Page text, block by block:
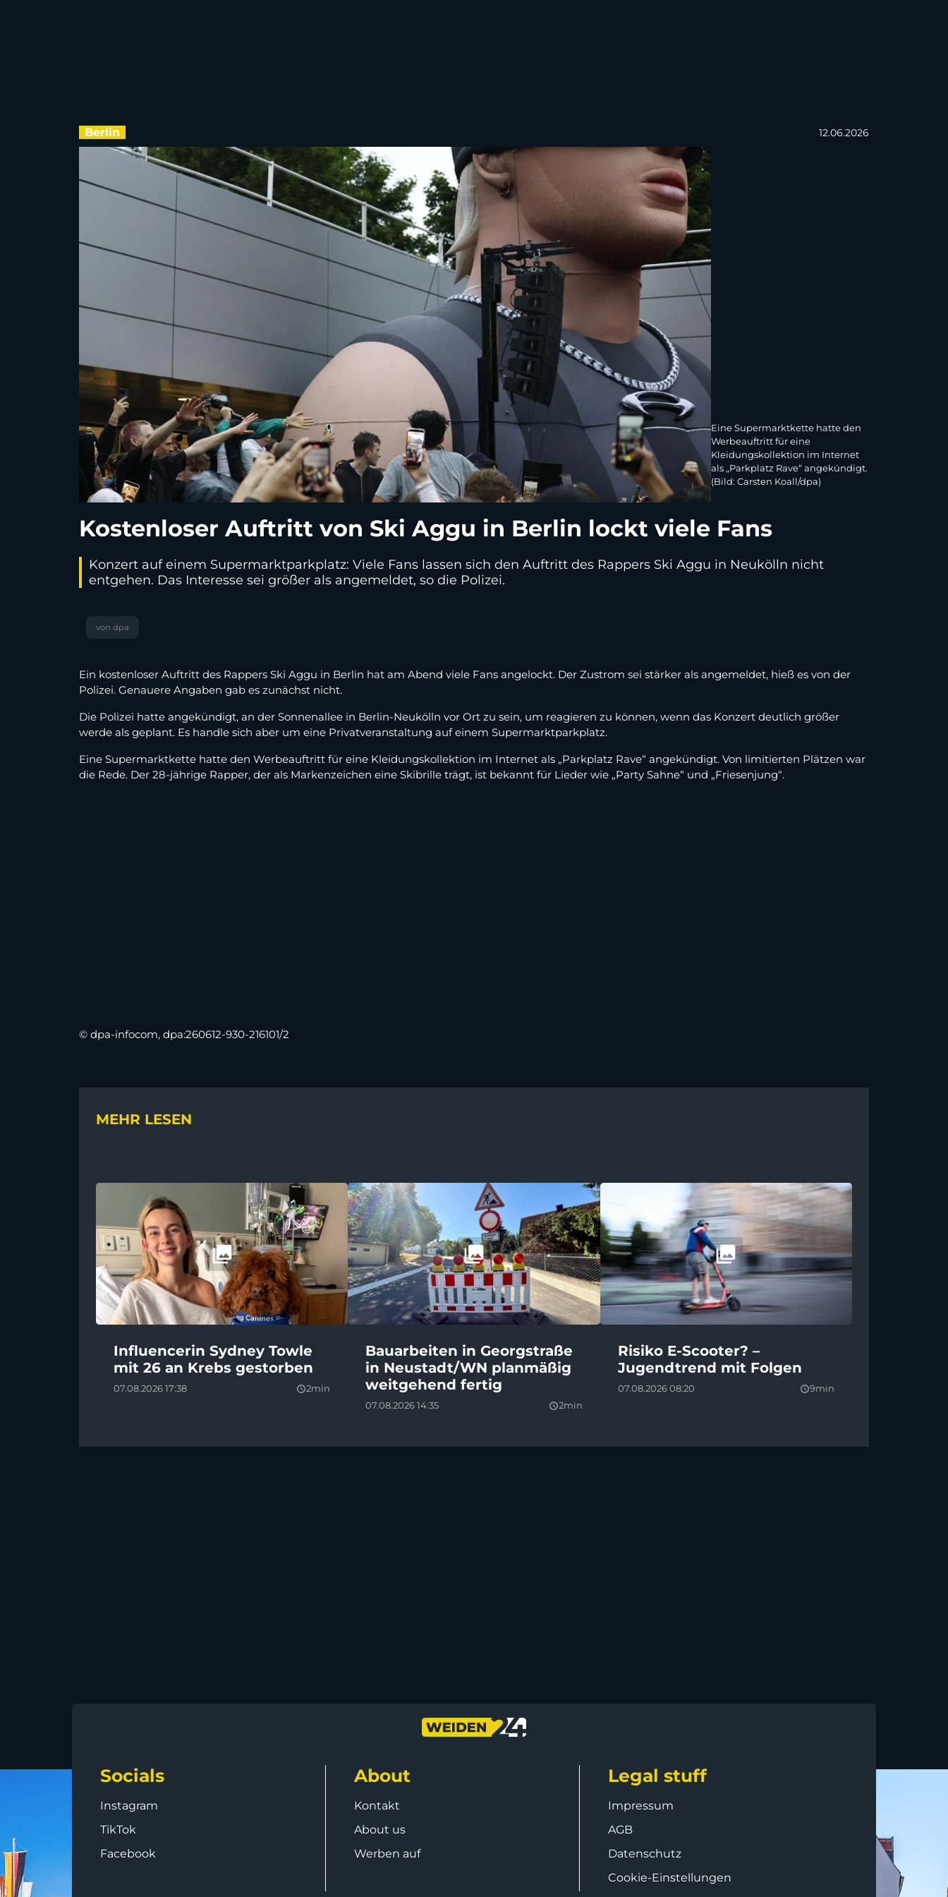
Berlin 12.06.2026
Eine Supermarktkette hatte den
Werbeauftritt für eine
Kleidungskollektion im Internet
als „Parkplatz Rave“ angekündigt.
(Bild: Carsten Koall/dpa)
Kostenloser Auftritt von Ski Aggu in Berlin lockt viele Fans
Konzert auf einem Supermarktparkplatz: Viele Fans lassen sich den Auftritt des Rappers Ski Aggu in Neukölln nicht
entgehen. Das Interesse sei größer als angemeldet, so die Polizei.
von dpa
Ein kostenloser Auftritt des Rappers Ski Aggu in Berlin hat am Abend viele Fans angelockt. Der Zustrom sei stärker als angemeldet, hieß es von der
Polizei. Genauere Angaben gab es zunächst nicht.
Die Polizei hatte angekündigt, an der Sonnenallee in Berlin-Neukölln vor Ort zu sein, um reagieren zu können, wenn das Konzert deutlich größer
werde als geplant. Es handle sich aber um eine Privatveranstaltung auf einem Supermarktparkplatz.
Eine Supermarktkette hatte den Werbeauftritt für eine Kleidungskollektion im Internet als „Parkplatz Rave“ angekündigt. Von limitierten Plätzen war
die Rede. Der 28-jährige Rapper, der als Markenzeichen eine Skibrille trägt, ist bekannt für Lieder wie „Party Sahne“ und „Friesenjung“.
© dpa-infocom, dpa:260612-930-216101/2
MEHR LESEN
Influencerin Sydney Towle
mit 26 an Krebs gestorben
07.08.2026 17:38 query_builder2min
Bauarbeiten in Georgstraße
in Neustadt/WN planmäßig
weitgehend fertig
07.08.2026 14:35 query_builder2min
Risiko E-Scooter? –
Jugendtrend mit Folgen
07.08.2026 08:20 query_builder9min
Socials
Instagram
TikTok
Facebook
About
Kontakt
About us
Werben auf
Legal stuff
Impressum
AGB
Datenschutz
Cookie-Einstellungen